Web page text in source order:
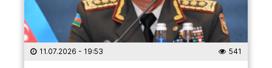
11.07.2026 - 19:53 541